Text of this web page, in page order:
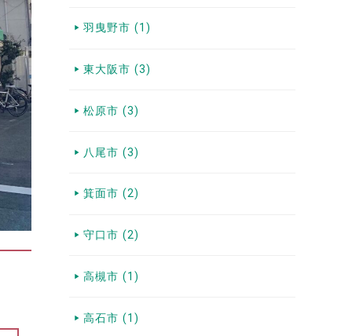
羽曳野市 (1)
東大阪市 (3)
松原市 (3)
八尾市 (3)
箕面市 (2)
守口市 (2)
高槻市 (1)
高石市 (1)